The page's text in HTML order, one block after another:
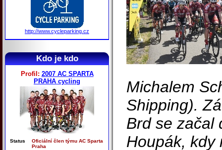
http://www.cycleparking.cz
Kdo je kdo
Profil: 2007 AC SPARTA
PRAHA cycling
Status
Oficiální člen týmu AC Sparta
Praha
Michalem
Shipping).
Brd se začal
Houpák, kdy